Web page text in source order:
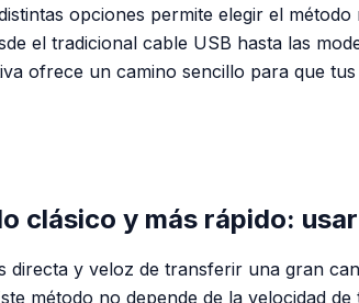
opciones permite elegir el
el tradicional cable USB hasta las
ofrece un camino sencillo para que
clásico y más rápido:
directa y veloz de transferir una gran
método no depende de la velocidad